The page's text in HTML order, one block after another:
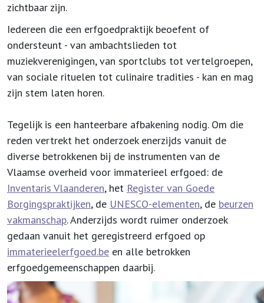
zichtbaar zijn.
Iedereen die een erfgoedpraktijk beoefent of
ondersteunt - van ambachtslieden tot
muziekverenigingen, van sportclubs tot vertelgroepen,
van sociale rituelen tot culinaire tradities - kan en mag
zijn stem laten horen.
Tegelijk is een hanteerbare afbakening nodig. Om die
reden vertrekt het onderzoek enerzijds vanuit de
diverse betrokkenen bij de instrumenten van de
Vlaamse overheid voor immaterieel erfgoed: de
Inventaris Vlaanderen, het Register van Goede
Borgingspraktijken, de UNESCO-elementen, de beurzen
vakmanschap. Anderzijds wordt ruimer onderzoek
gedaan vanuit het geregistreerd erfgoed op
immaterieelerfgoed.be en alle betrokken
erfgoedgemeenschappen daarbij.